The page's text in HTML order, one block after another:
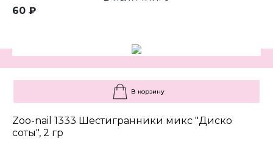
60 ₽
В корзину
Zoo-nail 1333 Шестигранники микс "Диско
соты", 2 гр